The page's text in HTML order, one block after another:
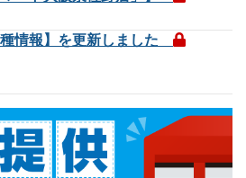
種情報】を更新しました